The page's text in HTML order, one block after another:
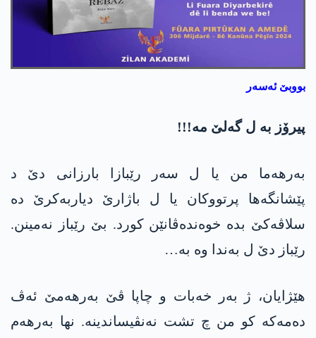
بووبێ ئەسەر
پیرۆز بە ل گەلێ مە!!!
بەرھەما من یا ل سەر رێبازا بارزانی دێ د
پێشانگەها پرتووکان یا ل باژارێ دیاربەکرێ دە
سلاڤەکێ بدە خوەندەڤانێن کورد. بێ رێباز نەمینن.
رێباز دێ ل بەندا وە بە…
ھێژایان، ژ بەر خەبات و چاپا ڤێ بەرھەمێ ئەڤ
دەمەکە کو من چ تشت نەنڤیساندینە. نھا بەرھەم